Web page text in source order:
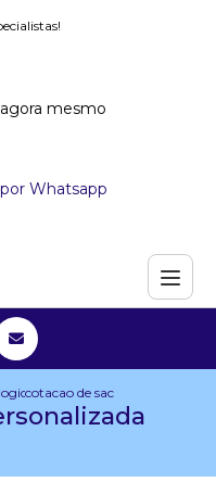
mesmo
Whatsapp
personalizada
cotacao de sacola